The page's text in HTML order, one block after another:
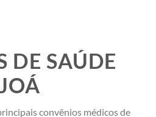
DE SAÚDE
JOÁ
convênios médicos de